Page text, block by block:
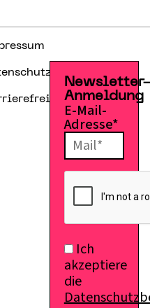
Anmeldung
E-Mail-
Adresse*
Ich
akzeptiere
die